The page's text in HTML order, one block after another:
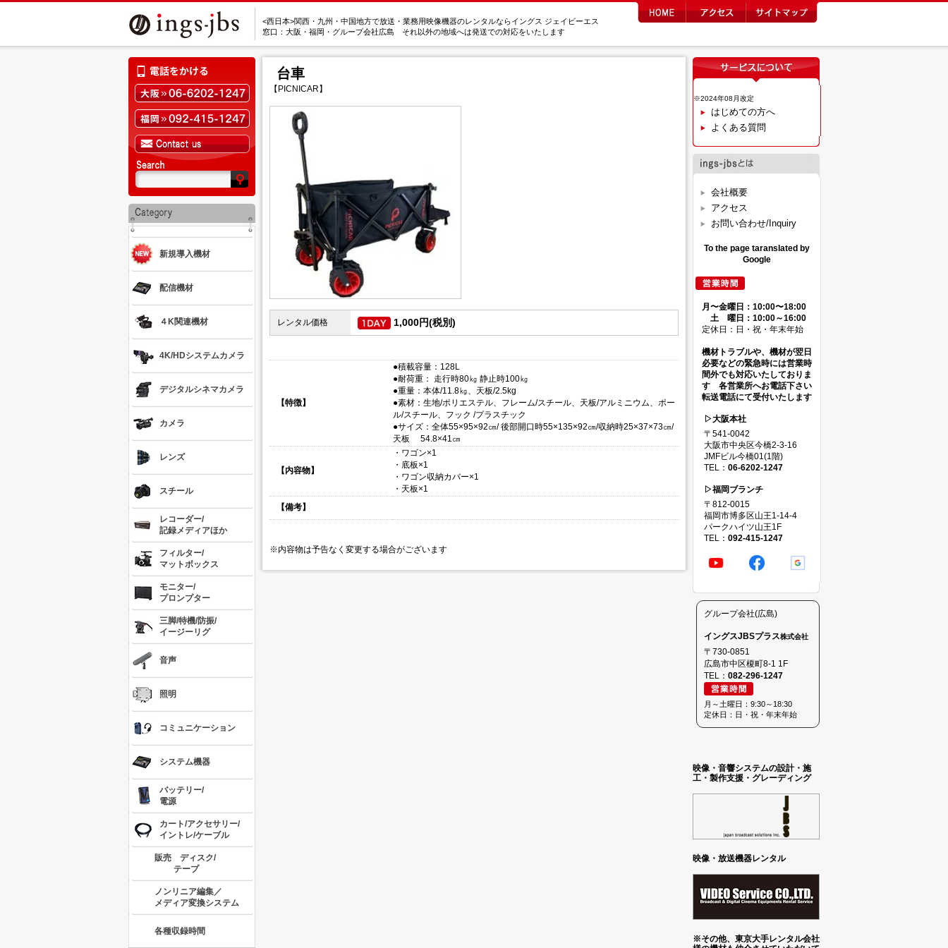
<西日本>関西・九州・中国地方で放送・業務用映像機器のレンタルならイングス ジェイビーエス
窓口：大阪・福岡・グループ会社広島 それ以外の地域へは発送での対応をいたします
新規導入機材
配信機材
４K関連機材
4K/HDシステムカメラ
デジタルシネマカメラ
カメラ
レンズ
スチール
レコーダー/
記録メディアほか
フィルター/
マットボックス
モニター/
プロンプター
三脚/特機/防振/
イージーリグ
音声
照明
コミュニケーション
システム機器
バッテリー/
電源
カート/アクセサリー/
イントレ/ケーブル
販売 ディスク/
テープ
ノンリニア編集／
メディア変換システム
各種収録時間
※2024年08月改定
はじめての方へ
よくある質問
会社概要
アクセス
お問い合わせ/Inquiry
To the page taranslated by
Google
月〜金曜日：10:00〜18:00
土 曜日：10:00～16:00
定休日：日・祝・年末年始
機材トラブルや、機材が翌日
必要などの緊急時には営業時
間外でも対応いたしておりま
す 各営業所へお電話下さい
転送電話にて受付いたします
▷大阪本社
〒541-0042
大阪市中央区今橋2-3-16
JMFビル今橋01(1階)
TEL： 06-6202-1247
▷福岡ブランチ
〒812-0015
福岡市博多区山王1-14-4
パークハイツ山王1F
TEL： 092-415-1247
グループ会社(広島)
イングスJBSプラス株式会社
〒730-0851
広島市中区榎町8-1 1F
TEL： 082-296-1247
月～土曜日：9:30～18:30
定休日：日・祝・年末年始
映像・音響システムの設計・施
工・製作支援・グレーディング
映像・放送機器レンタル
※その他、東京大手レンタル会社
台車
【PICNICAR】
レンタル価格 1,000円(税別)
【特徴】
●積載容量：128L
●耐荷重： 走行時80㎏ 静止時100㎏
●重量：本体/11.8㎏、天板/2.5kg
●素材：生地/ポリエステル、フレーム/スチール、天板/アルミニウム、ポー
ル/スチール、フック /プラスチック
●サイズ：全体55×95×92㎝/ 後部開口時55×135×92㎝/収納時25×37×73㎝/
天板 54.8×41㎝
【内容物】
・ワゴン×1
・底板×1
・ワゴン収納カバー×1
・天板×1
【備考】
※内容物は予告なく変更する場合がございます